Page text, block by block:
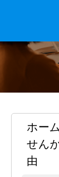
ホー
せん
由